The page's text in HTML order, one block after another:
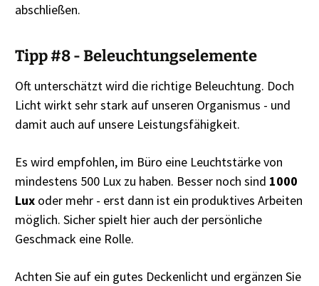
abschließen.
Tipp #8 - Beleuchtungselemente
Oft unterschätzt wird die richtige Beleuchtung. Doch
Licht wirkt sehr stark auf unseren Organismus - und
damit auch auf unsere Leistungsfähigkeit.
Es wird empfohlen, im Büro eine Leuchtstärke von
mindestens 500 Lux zu haben. Besser noch sind 1000
Lux oder mehr - erst dann ist ein produktives Arbeiten
möglich. Sicher spielt hier auch der persönliche
Geschmack eine Rolle.
Achten Sie auf ein gutes Deckenlicht und ergänzen Sie